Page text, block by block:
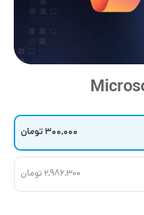
300,000 تومان
2,986,300 تومان